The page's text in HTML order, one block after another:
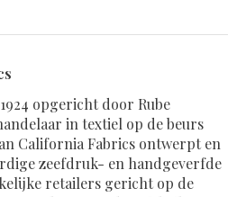
opgericht door Rube
in textiel op de beurs
California Fabrics ontwerpt en
zeefdruk- en handgeverfde
retailers gericht op de